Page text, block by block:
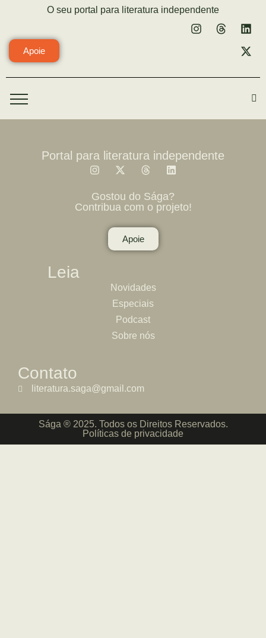
O seu portal para literatura independente
Apoie
Portal para literatura independente
Gostou do Sága?
Contribua com o projeto!
Apoie
Leia
Novidades
Especiais
Podcast
Sobre nós
Contato
literatura.saga@gmail.com
Sága ® 2025. Todos os Direitos Reservados.
Políticas de privacidade